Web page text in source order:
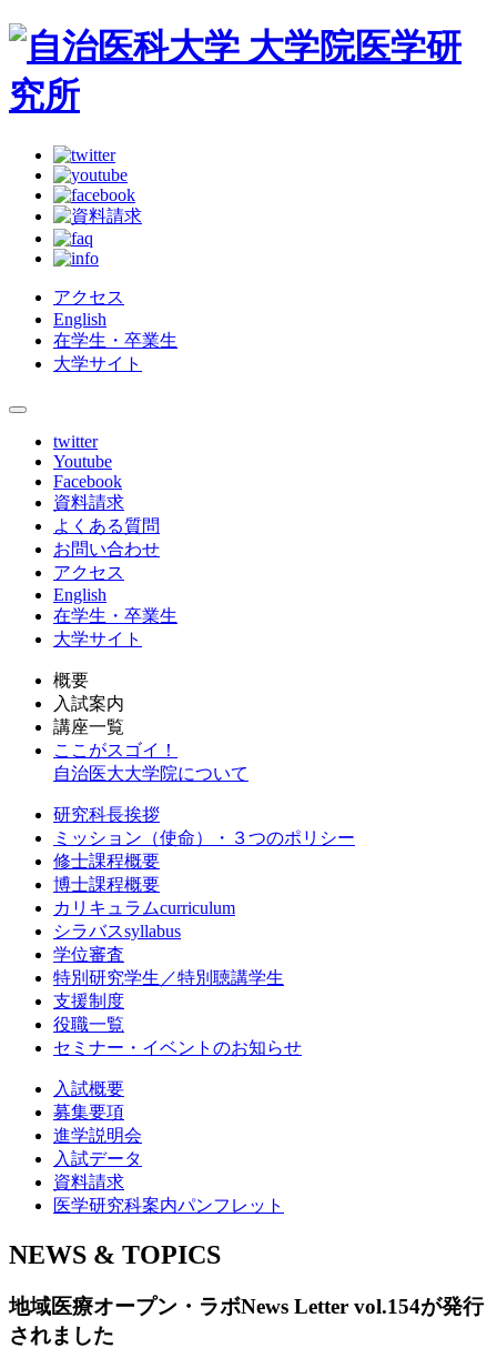
アクセス
English
在学生・卒業生
大学サイト
twitter
Youtube
Facebook
資料請求
よくある質問
お問い合わせ
アクセス
English
在学生・卒業生
大学サイト
概要
入試案内
講座一覧
ここがスゴイ！
自治医大大学院について
研究科長挨拶
ミッション（使命）・３つのポリシー
修士課程概要
博士課程概要
カリキュラムcurriculum
シラバスsyllabus
学位審査
特別研究学生／特別聴講学生
支援制度
役職一覧
セミナー・イベントのお知らせ
入試概要
募集要項
進学説明会
入試データ
資料請求
医学研究科案内パンフレット
NEWS & TOPICS
地域医療オープン・ラボNews Letter vol.154が発行
されました